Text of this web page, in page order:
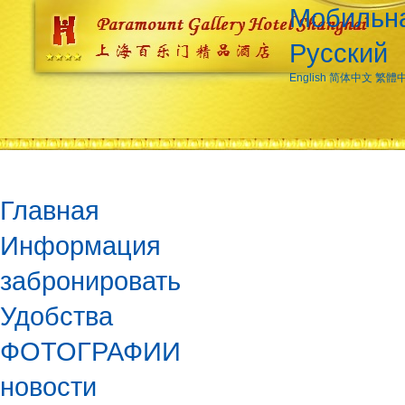
Русский
English 简体中文 繁體
Главная
Информация
забронировать
Удобства
ФОТОГРАФИИ
новости